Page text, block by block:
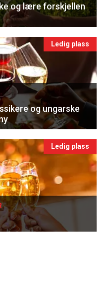
og lære forskjellen
Ledig plass
og ungarske
Ledig plass